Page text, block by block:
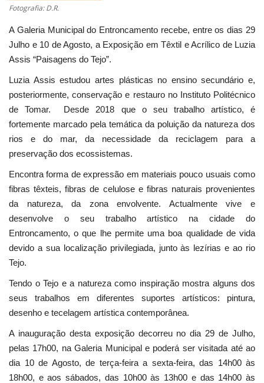
Fotografia: D.R.
A Galeria Municipal do Entroncamento recebe, entre os dias 29
Julho e 10 de Agosto, a Exposição em Têxtil e Acrílico de Luzia
Assis “Paisagens do Tejo”.
Luzia Assis estudou artes plásticas no ensino secundário e,
posteriormente, conservação e restauro no Instituto Politécnico
de Tomar. Desde 2018 que o seu trabalho artístico, é
fortemente marcado pela temática da poluição da natureza dos
rios e do mar, da necessidade da reciclagem para a
preservação dos ecossistemas.
Encontra forma de expressão em materiais pouco usuais como
fibras têxteis, fibras de celulose e fibras naturais provenientes
da natureza, da zona envolvente. Actualmente vive e
desenvolve o seu trabalho artístico na cidade do
Entroncamento, o que lhe permite uma boa qualidade de vida
devido a sua localização privilegiada, junto às lezírias e ao rio
Tejo.
Tendo o Tejo e a natureza como inspiração mostra alguns dos
seus trabalhos em diferentes suportes artísticos: pintura,
desenho e tecelagem artística contemporânea.
A inauguração desta exposição decorreu no dia 29 de Julho,
pelas 17h00, na Galeria Municipal e poderá ser visitada até ao
dia 10 de Agosto, de terça-feira a sexta-feira, das 14h00 às
18h00, e aos sábados, das 10h00 às 13h00 e das 14h00 às